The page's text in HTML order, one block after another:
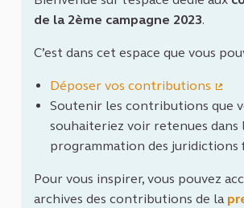
de la 2ème campagne 2023.
C’est dans cet espace que vous
Déposer vos contributions
Soutenir les contributions que
souhaiteriez voir retenues dans
programmation des juridictions
Pour vous inspirer, vous pouvez
archives des contributions de la